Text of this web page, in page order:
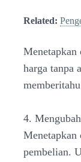
Related:
Menetapkan
harga tanpa
4.
Menetapkan
pembelian.